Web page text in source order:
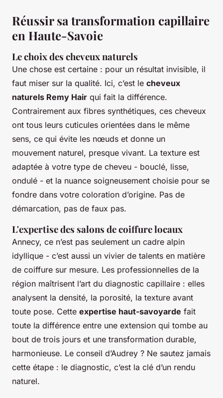
Réussir sa transformation capillaire
en Haute-Savoie
Le choix des cheveux naturels
Une chose est certaine : pour un résultat invisible, il
faut miser sur la qualité. Ici, c’est le cheveux
naturels Remy Hair qui fait la différence.
Contrairement aux fibres synthétiques, ces cheveux
ont tous leurs cuticules orientées dans le même
sens, ce qui évite les nœuds et donne un
mouvement naturel, presque vivant. La texture est
adaptée à votre type de cheveu - bouclé, lisse,
ondulé - et la nuance soigneusement choisie pour se
fondre dans votre coloration d’origine. Pas de
démarcation, pas de faux pas.
L'expertise des salons de coiffure locaux
Annecy, ce n’est pas seulement un cadre alpin
idyllique - c’est aussi un vivier de talents en matière
de coiffure sur mesure. Les professionnelles de la
région maîtrisent l’art du diagnostic capillaire : elles
analysent la densité, la porosité, la texture avant
toute pose. Cette expertise haut-savoyarde fait
toute la différence entre une extension qui tombe au
bout de trois jours et une transformation durable,
harmonieuse. Le conseil d’Audrey ? Ne sautez jamais
cette étape : le diagnostic, c’est la clé d’un rendu
naturel.